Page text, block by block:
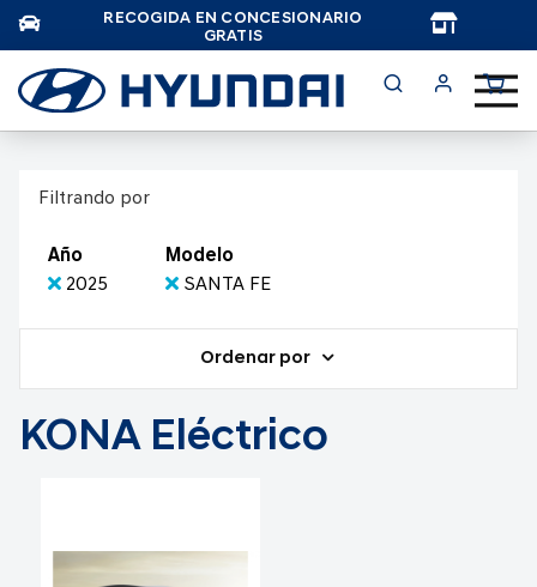
RECOGIDA EN CONCESIONARIO
GRATIS
Filtrando por
Año
2025
Modelo
SANTA FE
Ordenar por
KONA Eléctrico